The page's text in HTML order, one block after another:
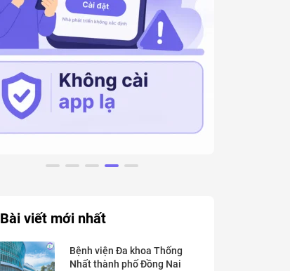
Bài viết mới nhất
Bệnh viện Đa khoa Thống
Nhất thành phố Đồng Nai